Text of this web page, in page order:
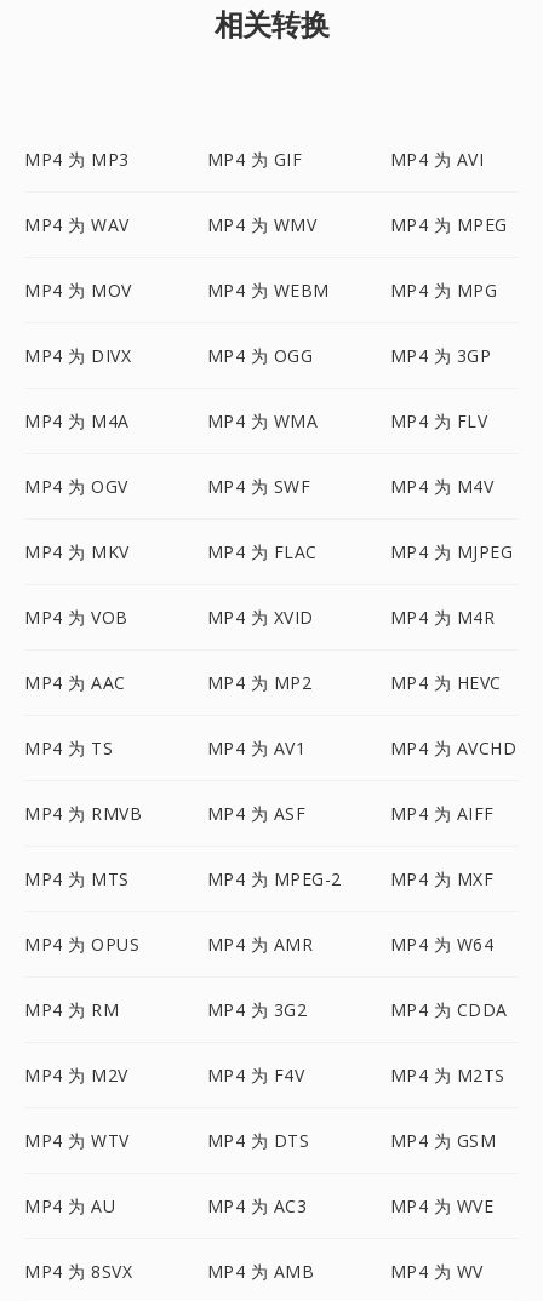
相关转换
MP4 为 MP3 MP4 为 GIF MP4 为 AVI
MP4 为 WAV MP4 为 WMV MP4 为 MPEG
MP4 为 MOV MP4 为 WEBM MP4 为 MPG
MP4 为 DIVX MP4 为 OGG MP4 为 3GP
MP4 为 M4A MP4 为 WMA MP4 为 FLV
MP4 为 OGV MP4 为 SWF MP4 为 M4V
MP4 为 MKV MP4 为 FLAC MP4 为 MJPEG
MP4 为 VOB MP4 为 XVID MP4 为 M4R
MP4 为 AAC MP4 为 MP2 MP4 为 HEVC
MP4 为 TS MP4 为 AV1 MP4 为 AVCHD
MP4 为 RMVB MP4 为 ASF MP4 为 AIFF
MP4 为 MTS MP4 为 MPEG-2 MP4 为 MXF
MP4 为 OPUS MP4 为 AMR MP4 为 W64
MP4 为 RM MP4 为 3G2 MP4 为 CDDA
MP4 为 M2V MP4 为 F4V MP4 为 M2TS
MP4 为 WTV MP4 为 DTS MP4 为 GSM
MP4 为 AU MP4 为 AC3 MP4 为 WVE
MP4 为 8SVX MP4 为 AMB MP4 为 WV